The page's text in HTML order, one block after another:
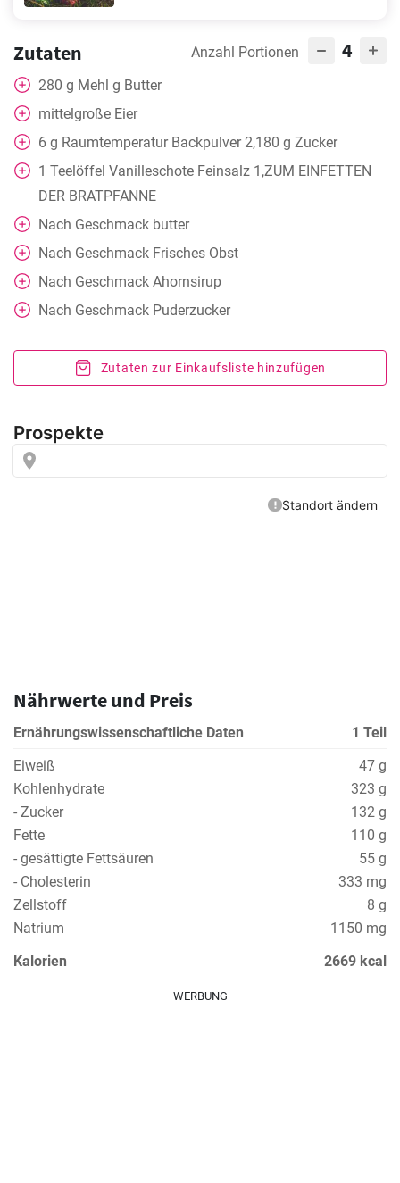
Zutaten Anzahl Portionen 4
280 g Mehl g Butter
mittelgroße Eier
6 g Raumtemperatur Backpulver 2,180 g Zucker
1 Teelöffel Vanilleschote Feinsalz 1,ZUM EINFETTEN
DER BRATPFANNE
Nach Geschmack butter
Nach Geschmack Frisches Obst
Nach Geschmack Ahornsirup
Nach Geschmack Puderzucker
Zutaten zur Einkaufsliste hinzufügen
Nährwerte und Preis
Ernährungswissenschaftliche Daten
1 Teil
Eiweiß
47 g
Kohlenhydrate
323 g
- Zucker
132 g
Fette
110 g
- gesättigte Fettsäuren
55 g
- Cholesterin
333 mg
Zellstoff
8 g
Natrium
1150 mg
Kalorien
2669 kcal
WERBUNG